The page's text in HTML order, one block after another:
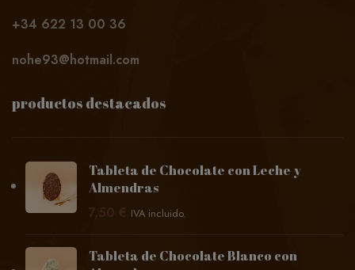
+34 622 13 00 36
nohe93@hotmail.com
productos destacados
Tableta de Chocolate con Leche y
Almendras
7,50 IVA incluido.
Tableta de Chocolate Blanco con